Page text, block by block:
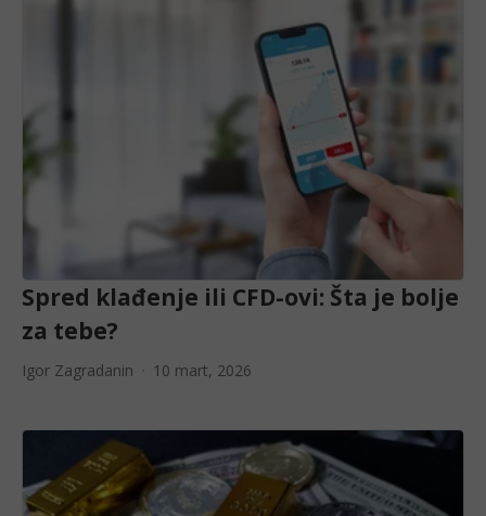
Spred klađenje ili CFD-ovi: Šta je bolje
za tebe?
Igor Zagradanin 10 mart, 2026